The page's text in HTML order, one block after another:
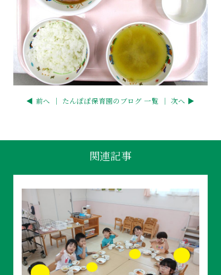
◀ 前へ ｜ たんぽぽ保育園のブログ 一覧 ｜ 次へ ▶
関連記事